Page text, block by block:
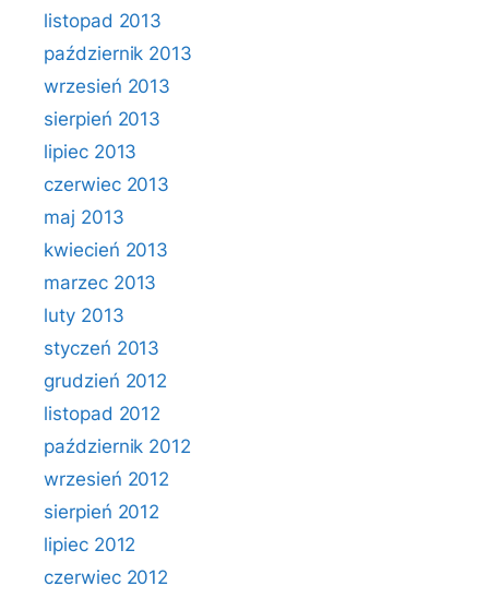
listopad 2013
październik 2013
wrzesień 2013
sierpień 2013
lipiec 2013
czerwiec 2013
maj 2013
kwiecień 2013
marzec 2013
luty 2013
styczeń 2013
grudzień 2012
listopad 2012
październik 2012
wrzesień 2012
sierpień 2012
lipiec 2012
czerwiec 2012